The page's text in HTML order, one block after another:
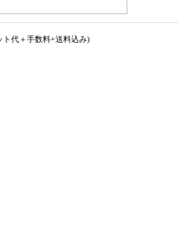
ト代＋手数料+送料込み)